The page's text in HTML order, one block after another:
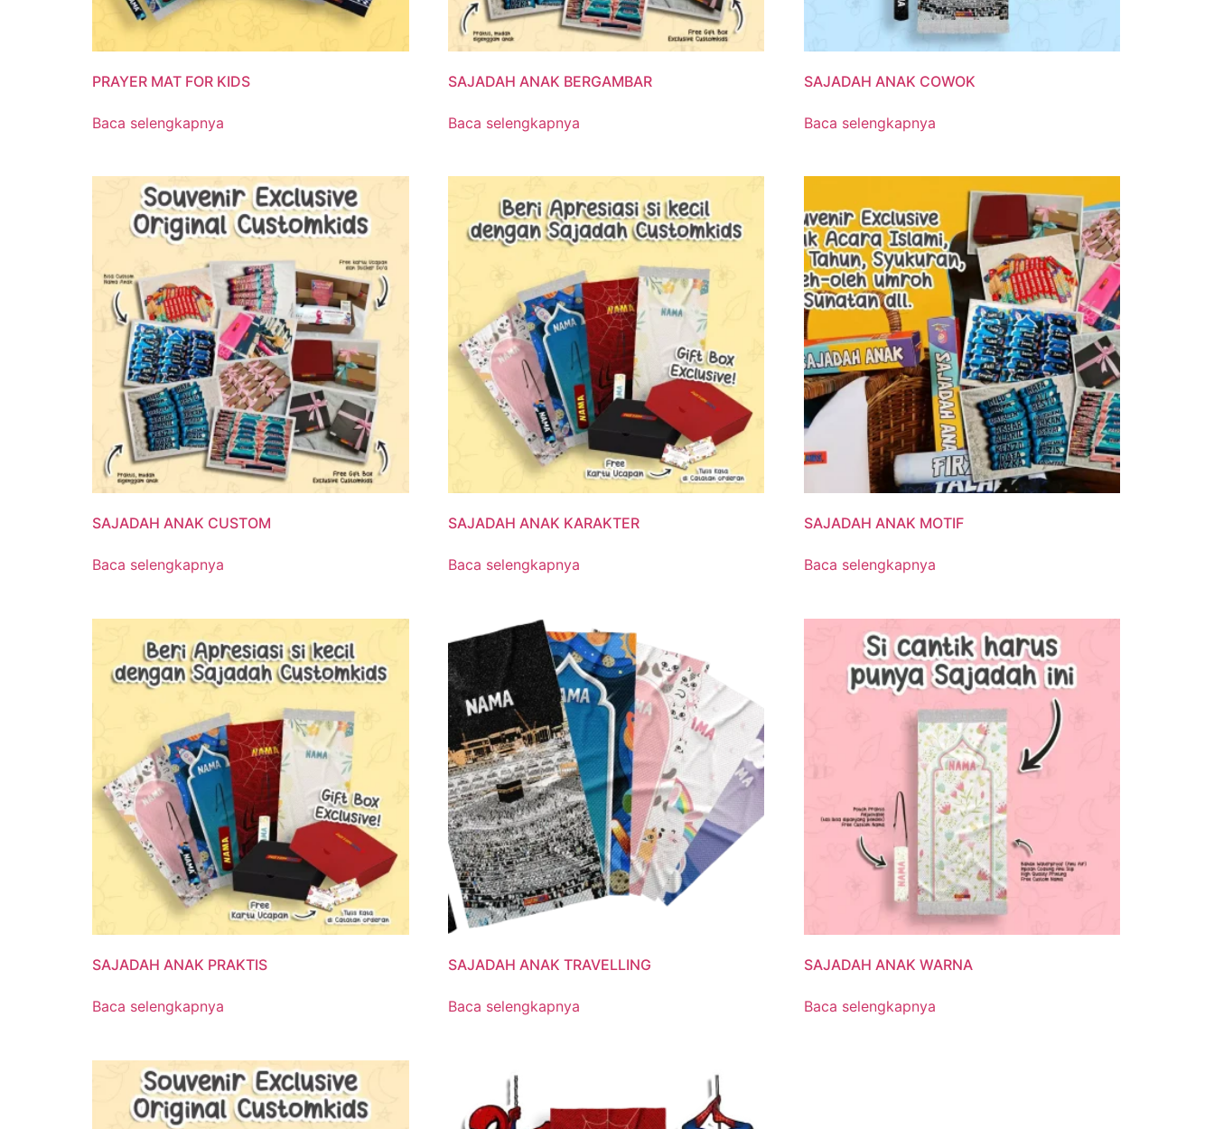
PRAYER MAT FOR KIDS
Baca selengkapnya
SAJADAH ANAK BERGAMBAR
Baca selengkapnya
SAJADAH ANAK COWOK
Baca selengkapnya
SAJADAH ANAK CUSTOM
Baca selengkapnya
SAJADAH ANAK KARAKTER
Baca selengkapnya
SAJADAH ANAK MOTIF
Baca selengkapnya
SAJADAH ANAK PRAKTIS
Baca selengkapnya
SAJADAH ANAK TRAVELLING
Baca selengkapnya
SAJADAH ANAK WARNA
Baca selengkapnya